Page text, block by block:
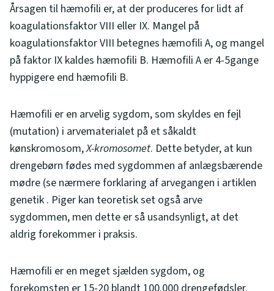
Årsagen til hæmofili er, at der produceres for lidt af
koagulationsfaktor VIII eller IX. Mangel på
koagulationsfaktor VIII betegnes hæmofili A, og mangel
på faktor IX kaldes hæmofili B. Hæmofili A er 4-5gange
hyppigere end hæmofili B.
Hæmofili er en arvelig sygdom, som skyldes en fejl
(mutation) i arvematerialet på et såkaldt
kønskromosom,X-kromosomet. Dette betyder, at kun
drengebørn fødes med sygdommen af anlægsbærende
mødre (se nærmere forklaring af arvegangen i artiklen
genetik . Piger kan teoretisk set også arve
sygdommen, men dette er så usandsynligt, at det
aldrig forekommer i praksis.
Hæmofili er en meget sjælden sygdom, og